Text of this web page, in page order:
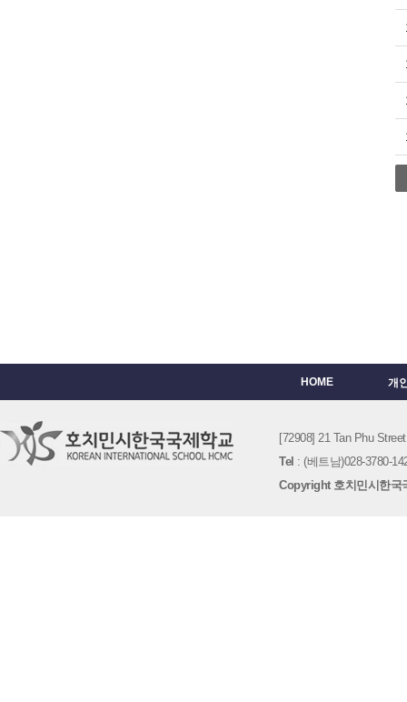
HOME 개
[72908] 21 Tan Phu
Tel : (베트남)028-3780-
Copyright 호치민시한국